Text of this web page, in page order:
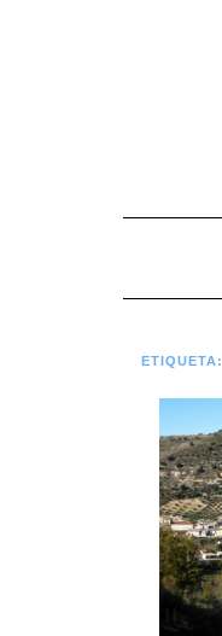
ETIQUETA: